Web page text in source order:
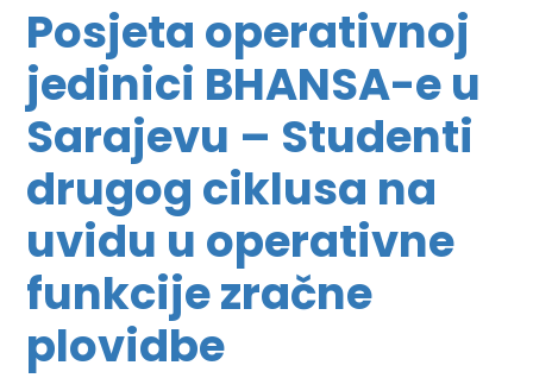
Posjeta operativnoj
jedinici BHANSA-e u
Sarajevu – Studenti
drugog ciklusa na
uvidu u operativne
funkcije zračne
plovidbe